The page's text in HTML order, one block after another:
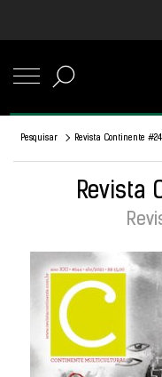
Pesquisar Revista Continente
Revista